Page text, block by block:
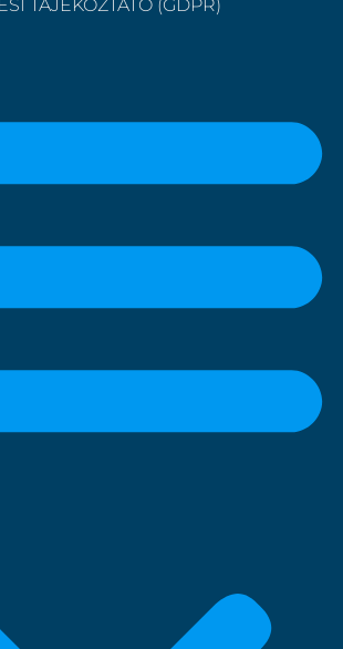
TÁJÉKOZTATÓ (GDPR)